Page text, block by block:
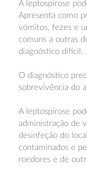
A leptospirose
Apresenta como
vómitos, fezes e
comuns a outras
diagnóstico difícil.
O diagnóstico
sobrevivência do
A leptospirose
administração de
desinfeção do
contaminados e
roedores e de